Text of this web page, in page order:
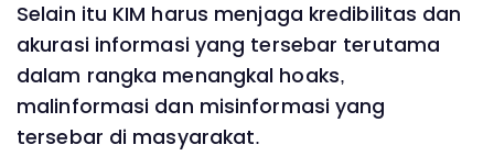
Selain itu KIM harus menjaga kredibilitas dan
akurasi informasi yang tersebar terutama
dalam rangka menangkal hoaks,
malinformasi dan misinformasi yang
tersebar di masyarakat.